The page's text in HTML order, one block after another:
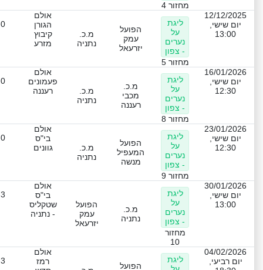
מחזור 4
12/12/2025
יום שישי,
13:00
ליגת
על
נערים
- צפון
מחזור 5
הפועל
עמק
יזרעאל
מ.כ.
נתניה
אולם
הגורן
קיבוץ
מזרע
16/01/2026
יום שישי,
12:30
ליגת
על
נערים
- צפון
מחזור 8
מ.כ.
מכבי
רעננה
מ.כ.
נתניה
אולם
פעמונים
רעננה
23/01/2026
יום שישי,
12:30
ליגת
על
נערים
- צפון
מחזור 9
הפועל
המעפיל
מנשה
מ.כ.
נתניה
אולם
בי"ס
גוונים
30/01/2026
יום שישי,
13:00
ליגת
על
נערים
- צפון
מחזור
10
מ.כ.
נתניה
הפועל
עמק
יזרעאל
אולם
בי"ס
שטקליס
- נתניה
04/02/2026
יום רביעי,
ליגת
הפועל
אולם
רמז